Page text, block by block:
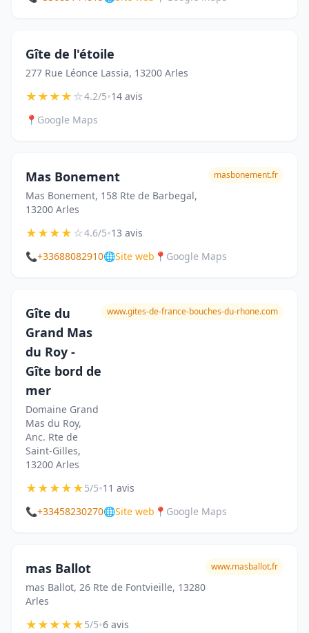
Gîte de l'étoile
277 Rue Léonce Lassia, 13200 Arles
★★★★☆4.2/5•14 avis
📍 Google Maps
Mas Bonement
Mas Bonement, 158 Rte de Barbegal,
13200 Arles
masbonement.fr
★★★★☆4.6/5•13 avis
📞+33688082910🌐Site web 📍 Google Maps
Gîte du
Grand Mas
du Roy -
Gîte bord de
mer
Domaine Grand
Mas du Roy,
Anc. Rte de
Saint-Gilles,
13200 Arles
www.gites-de-france-bouches-du-rhone.com
★★★★★5/5•11 avis
📞+33458230270🌐Site web 📍 Google Maps
mas Ballot
mas Ballot, 26 Rte de Fontvieille, 13280
Arles
www.masballot.fr
★★★★★5/5•6 avis